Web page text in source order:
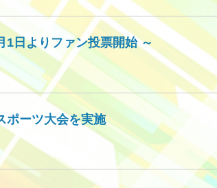
1日よりファン投票開始 ～
ポーツ大会を実施